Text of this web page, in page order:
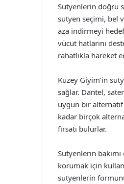
Sutyenlerin doğru
sutyen seçimi, bel
aza indirmeyi
vücut hatlarını
rahatlıkla hareket
Kuzey Giyim’in
sağlar. Dantel,
uygun bir alternatif
kadar birçok
fırsatı bulurlar.
Sutyenlerin
korumak için
sutyenlerin